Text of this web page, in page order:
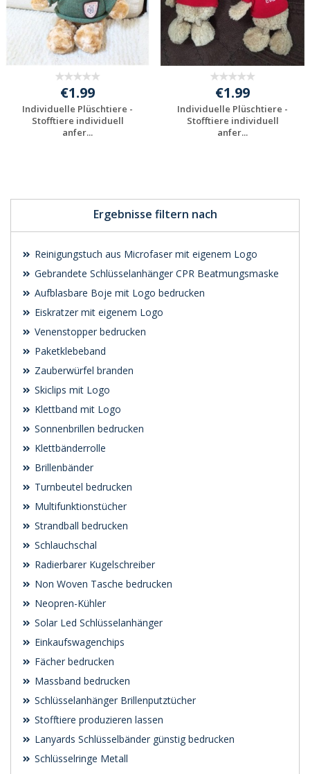
Ergebnisse filtern nach
Reinigungstuch aus Microfaser mit eigenem Logo
Gebrandete Schlüsselanhänger CPR Beatmungsmaske
Aufblasbare Boje mit Logo bedrucken
Eiskratzer mit eigenem Logo
Venenstopper bedrucken
Paketklebeband
Zauberwürfel branden
Skiclips mit Logo
Klettband mit Logo
Sonnenbrillen bedrucken
Klettbänderrolle
Brillenbänder
Turnbeutel bedrucken
Multifunktionstücher
Strandball bedrucken
Schlauchschal
Radierbarer Kugelschreiber
Non Woven Tasche bedrucken
Neopren-Kühler
Solar Led Schlüsselanhänger
Einkaufswagenchips
Fächer bedrucken
Massband bedrucken
Schlüsselanhänger Brillenputztücher
Stofftiere produzieren lassen
Lanyards Schlüsselbänder günstig bedrucken
Schlüsselringe Metall
€1.99
Individuelle Plüschtiere -
Stofftiere individuell
anfer...
€1.99
Individuelle Plüschtiere -
Stofftiere individuell
anfer...